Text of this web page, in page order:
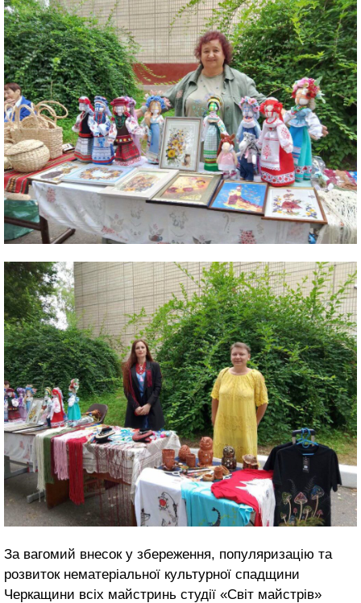
За вагомий внесок у збереження, популяризацію та
розвиток нематеріальної культурної спадщини
Черкащини всіх майстринь студії «Світ майстрів»